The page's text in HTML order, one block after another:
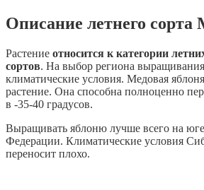
Описание летнего сорта
Растение относится к категории
сортов. На выбор региона
климатические условия. Медовая
растение. Она способна полноценно
в -35-40 градусов.
Выращивать яблоню лучше всего на
Федерации. Климатические условия
переносит плохо.